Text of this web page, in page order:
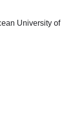
University of